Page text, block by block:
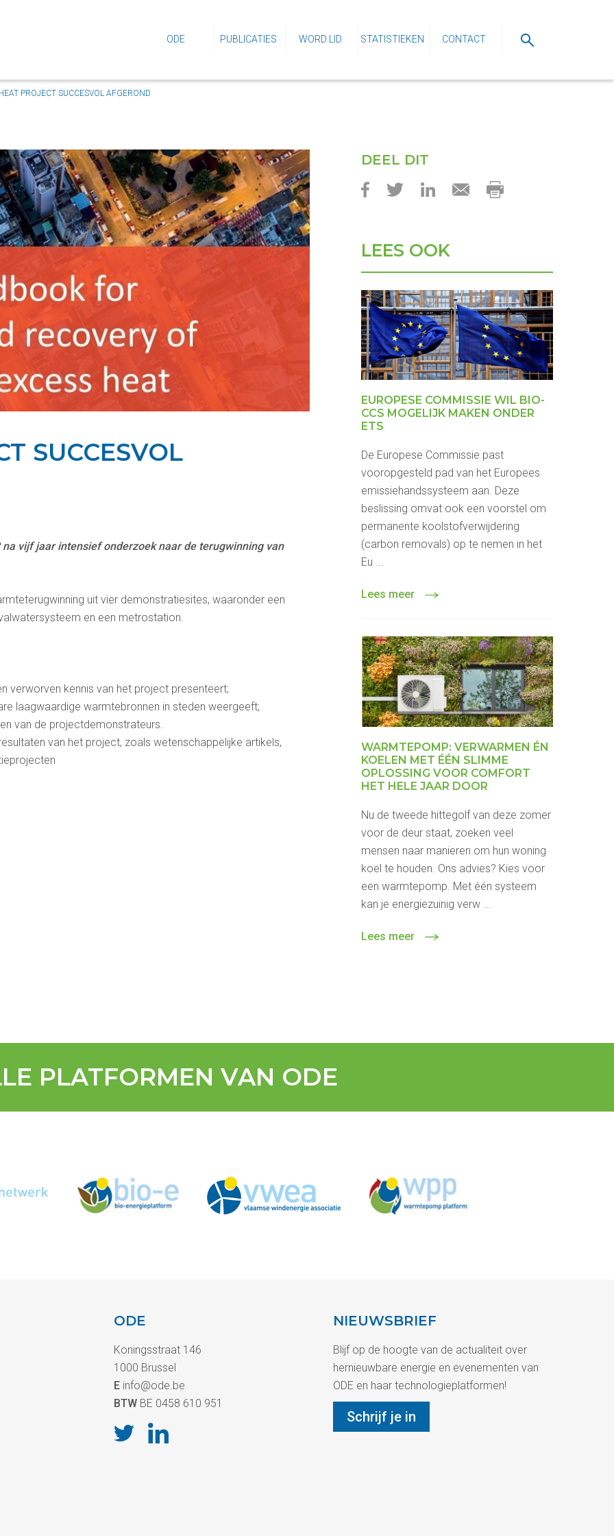
ODE PUBLICATIES WORD LID STATISTIEKEN CONTACT
PROJECT SUCCESVOL AFGEROND
SUCCESVOL
vijf jaar intensief onderzoek naar de terugwinning van
uit vier demonstratiesites, waaronder een
en een metrostation.
verworven kennis van het project presenteert;
laagwaardige warmtebronnen in steden weergeeft;
van de projectdemonstrateurs.
van het project, zoals wetenschappelijke artikels,
DEEL DIT
LEES OOK
EUROPESE COMMISSIE WIL BIO-
CCS MOGELIJK MAKEN ONDER
ETS
De Europese Commissie past
vooropgesteld pad van het Europees
emissiehandssysteem aan. Deze
beslissing omvat ook een voorstel om
permanente koolstofverwijdering
(carbon removals) op te nemen in het
Eu ...
Lees meer
WARMTEPOMP: VERWARMEN ÉN
KOELEN MET ÉÉN SLIMME
OPLOSSING VOOR COMFORT
HET HELE JAAR DOOR
Nu de tweede hittegolf van deze zomer
voor de deur staat, zoeken veel
mensen naar manieren om hun woning
koel te houden. Ons advies? Kies voor
een warmtepomp. Met één systeem
kan je energiezuinig verw ...
Lees meer
PLATFORMEN VAN ODE
ODE
Koningsstraat 146
1000 Brussel
Einfo@ode.be
BTW BE 0458 610 951
NIEUWSBRIEF
Blijf op de hoogte van de actualiteit over
hernieuwbare energie en evenementen van
ODE en haar technologieplatformen!
Schrijf je in